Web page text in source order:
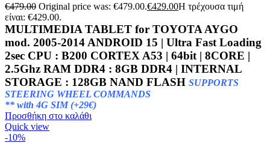
€479.00 Original price was: €479.00.€429.00Η τρέχουσα τιμή
είναι: €429.00.
MULTIMEDIA TABLET for TOYOTA AYGO
mod. 2005-2014 ANDROID 15 | Ultra Fast Loading
2sec CPU : B200 CORTEX A53 | 64bit | 8CORE |
2.5Ghz RAM DDR4 : 8GB DDR4 | INTERNAL
STORAGE : 128GB NAND FLASH SUPPORTS
STEERING WHEEL COMMANDS
** with 4G SIM (+29€)
Προσθήκη στο καλάθι
Quick view
-10%